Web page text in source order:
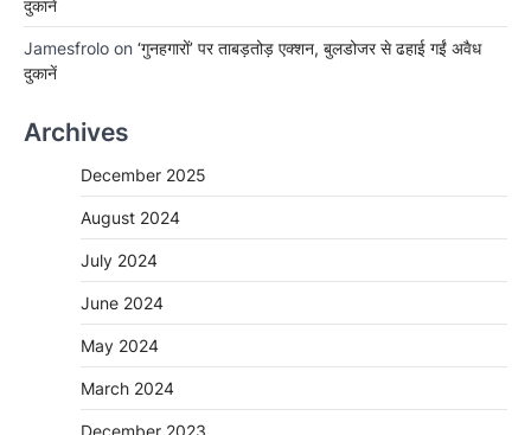
दुकानें
Jamesfrolo on ‘गुनहगारों’ पर ताबड़तोड़ एक्शन, बुलडोजर से ढहाई गईं अवैध
दुकानें
Archives
December 2025
August 2024
July 2024
June 2024
May 2024
March 2024
December 2023